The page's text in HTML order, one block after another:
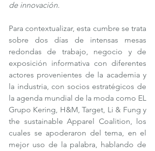
de innovación.
Para contextualizar, esta cumbre se trata
sobre dos días de intensas mesas
redondas de trabajo, negocio y de
exposición informativa con diferentes
actores provenientes de la academia y
la industria, con socios estratégicos de
la agenda mundial de la moda como EL
Grupo Kering, H&M, Target, Li & Fung y
the sustainable Apparel Coalition, los
cuales se apoderaron del tema, en el
mejor uso de la palabra, hablando de